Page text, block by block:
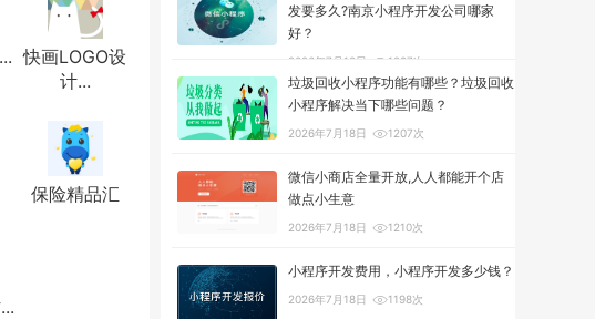
快画LOGO设
计...
保险精品汇
发要多久?南京小程序开发公司哪家
好？
2026年7月18日 1297次
垃圾回收小程序功能有哪些？垃圾回收
小程序解决当下哪些问题？
2026年7月18日 1207次
微信小商店全量开放,人人都能开个店
做点小生意
2026年7月18日 1210次
小程序开发费用，小程序开发多少钱？
2026年7月18日 1198次